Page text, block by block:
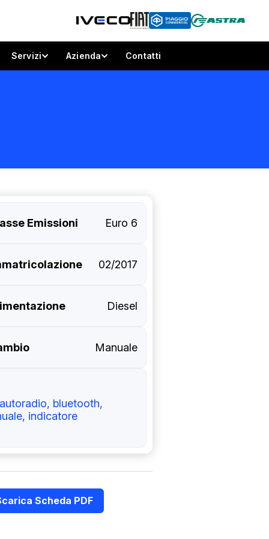
Servizi Azienda Contatti
Emissioni Euro 6
02/2017
Diesel
Manuale
bluetooth,
indicatore
Scheda PDF